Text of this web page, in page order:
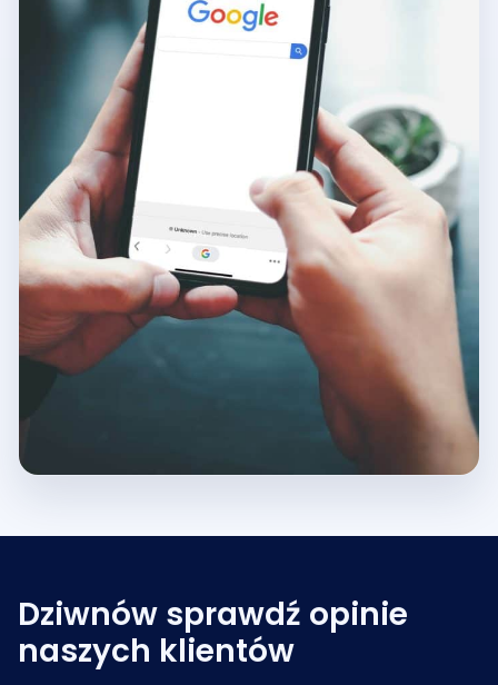
Dziwnów sprawdź opinie
naszych klientów